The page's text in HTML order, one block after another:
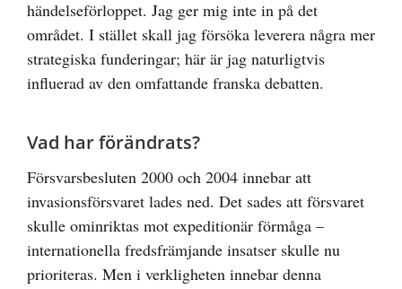
händelseförloppet. Jag ger mig inte in på det
området. I stället skall jag försöka leverera några mer
strategiska funderingar; här är jag naturligtvis
influerad av den omfattande franska debatten.
Vad har förändrats?
Försvarsbesluten 2000 och 2004 innebar att
invasionsförsvaret lades ned. Det sades att försvaret
skulle ominriktas mot expeditionär förmåga –
internationella fredsfrämjande insatser skulle nu
prioriteras. Men i verkligheten innebar denna